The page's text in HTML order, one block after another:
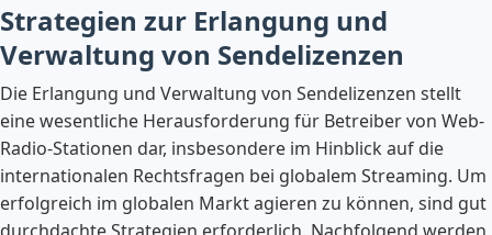
Strategien zur Erlangung und
Verwaltung von Sendelizenzen
Die Erlangung und Verwaltung von Sendelizenzen stellt
eine wesentliche Herausforderung für Betreiber von Web-
Radio-Stationen dar, insbesondere im Hinblick auf die
internationalen Rechtsfragen bei globalem Streaming. Um
erfolgreich im globalen Markt agieren zu können, sind gut
durchdachte Strategien erforderlich. Nachfolgend werden